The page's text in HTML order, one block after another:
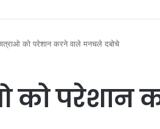
को परेशान करने वाले मनचले दबोचे
को